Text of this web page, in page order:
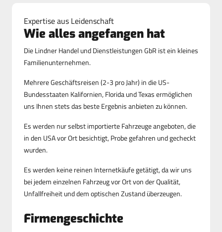
Expertise aus Leidenschaft
Wie alles angefangen hat
Die Lindner Handel und Dienstleistungen GbR ist ein kleines
Familienunternehmen.
Mehrere Geschäftsreisen (2-3 pro Jahr) in die US-
Bundesstaaten Kalifornien, Florida und Texas ermöglichen
uns Ihnen stets das beste Ergebnis anbieten zu können.
Es werden nur selbst importierte Fahrzeuge angeboten, die
in den USA vor Ort besichtigt, Probe gefahren und gecheckt
wurden.
Es werden keine reinen Internetkäufe getätigt, da wir uns
bei jedem einzelnen Fahrzeug vor Ort von der Qualität,
Unfallfreiheit und dem optischen Zustand überzeugen.
Firmengeschichte